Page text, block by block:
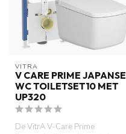
VITRA
V CARE PRIME JAPANSE
WC TOILETSET10 MET
UP320
De VitrA V-Care Prime